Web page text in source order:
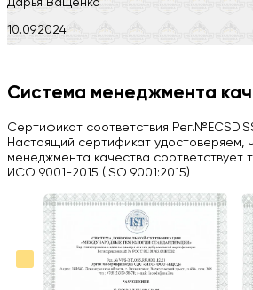
10.09.2024
H
03.09.2024
Вся работа выполнена в срок. Всем
Больше отзывов на Google Maps
Система менеджмента
Сертификат соответствия
Настоящий сертификат удостоверяем,
менеджмента качества соответствует
ИСО 9001-2015 (ISO 9001:2015)